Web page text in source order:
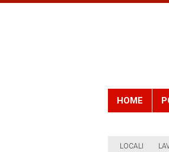
HOME
LOCALI